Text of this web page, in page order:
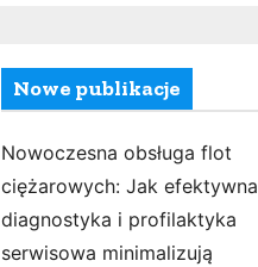
Nowe publikacje
Nowoczesna obsługa flot
ciężarowych: Jak efektywna
diagnostyka i profilaktyka
serwisowa minimalizują